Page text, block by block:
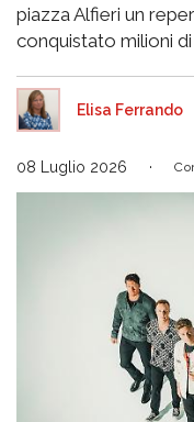
piazza Alfieri un
conquistato milioni
Elisa Ferrando
08 Luglio 2026